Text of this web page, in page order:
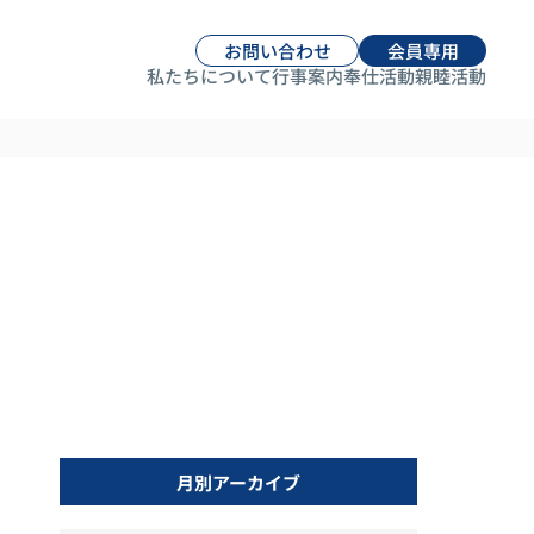
お問い合わせ
会員専用
私たちについて行事案内奉仕活動親睦活動
月別アーカイブ